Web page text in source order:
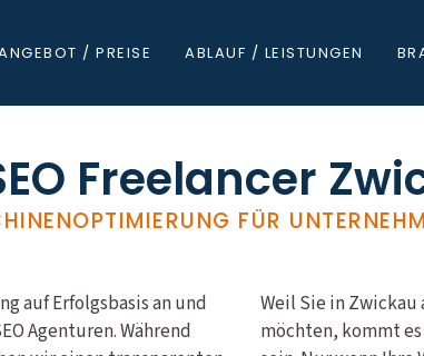
/ PREISE ABLAUF / LEISTUNGEN
Freelancer
FÜR
auf Erfolgsbasis an und
Agenturen. Während
Weil Sie in
möchten, kommt